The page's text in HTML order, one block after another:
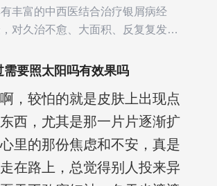
丰富的中西医结合治疗银屑病经
对久治不愈、大面积、反复复发性
需要照太阳吗有效果吗
，较怕的就是皮肤上出现点
西，尤其是那一片片逐渐扩
里的那份焦虑和不安，真是
在路上，总觉得别人投来异